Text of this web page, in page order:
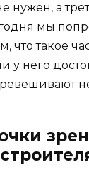
нужен, а
мы
что такое
у него